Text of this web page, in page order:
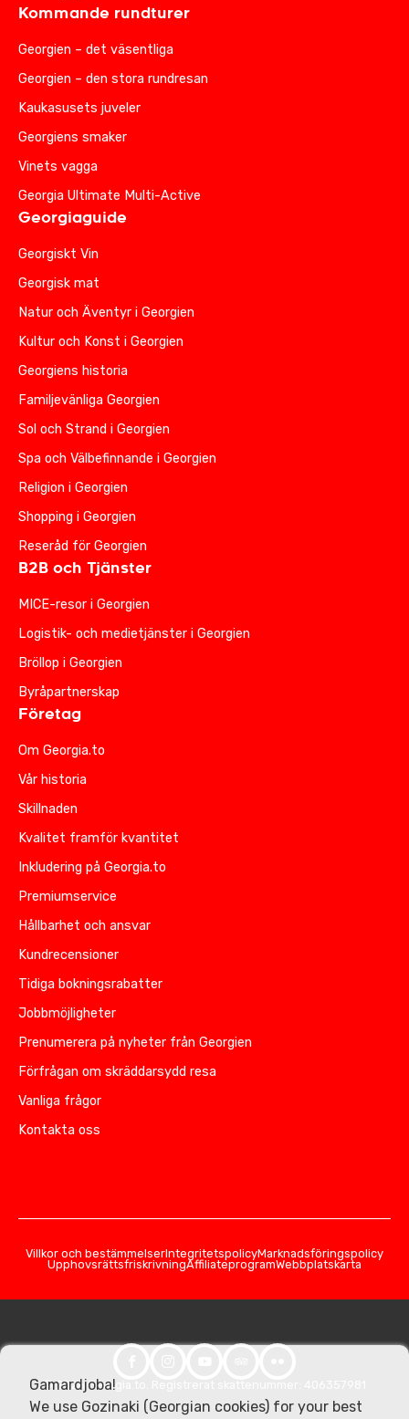
Kommande rundturer
Georgien – det väsentliga
Georgien – den stora rundresan
Kaukasusets juveler
Georgiens smaker
Vinets vagga
Georgia Ultimate Multi-Active
Georgiaguide
Georgiskt Vin
Georgisk mat
Natur och Äventyr i Georgien
Kultur och Konst i Georgien
Georgiens historia
Familjevänliga Georgien
Sol och Strand i Georgien
Spa och Välbefinnande i Georgien
Religion i Georgien
Shopping i Georgien
Reseråd för Georgien
B2B och Tjänster
MICE-resor i Georgien
Logistik- och medietjänster i Georgien
Bröllop i Georgien
Byråpartnerskap
Företag
Om Georgia.to
Vår historia
Skillnaden
Kvalitet framför kvantitet
Inkludering på Georgia.to
Premiumservice
Hållbarhet och ansvar
Kundrecensioner
Tidiga bokningsrabatter
Jobbmöjligheter
Prenumerera på nyheter från Georgien
Förfrågan om skräddarsydd resa
Vanliga frågor
Kontakta oss
Villkor och bestämmelserIntegritetspolicyMarknadsföringspolicy
UpphovsrättsfriskrivningAffiliateprogramWebbplatskarta
© 2026 Georgia.to. Registrerat skattenummer: 406357981
Gamardjoba!
We use Gozinaki (Georgian cookies) for your best